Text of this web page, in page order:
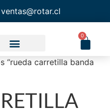
ventas@rotar.cl
0
“rueda carretilla banda